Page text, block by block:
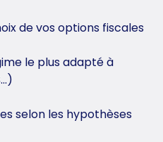
de vos options fiscales
le plus adapté à
selon les hypothèses